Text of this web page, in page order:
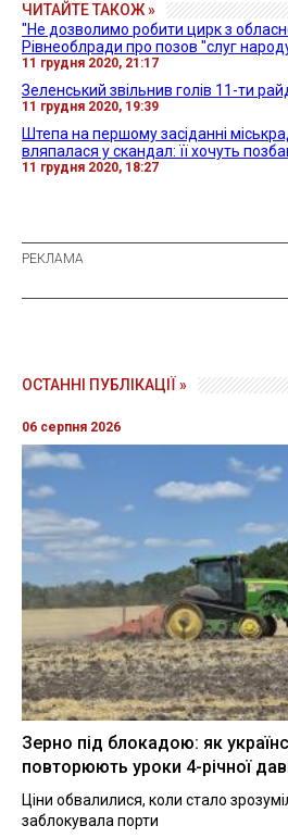
ЧИТАЙТЕ ТАКОЖ »
"Не дозволимо робити цирк з
Рівнеоблради про позов "слуг
11 грудня 2020, 21:17
Зеленський звільнив голів 11-ти
11 грудня 2020, 19:39
Штепа на першому засіданні
вляпалася у скандал: її хочуть
11 грудня 2020, 18:27
ОСТАННІ ПУБЛІКАЦІЇ »
06 серпня 2026
Зерно під блокадою: як
повторюють уроки 4-річної
Ціни обвалилися, коли стало
заблокувала порти